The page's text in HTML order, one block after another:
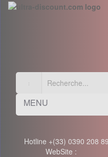
MENU
Hotline +(33) 0390 208
WebSite :